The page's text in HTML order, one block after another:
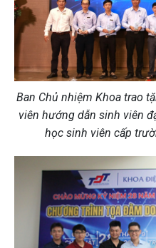
Ban Chủ nhiệm Khoa trao
viên hướng dẫn sinh viên
học sinh viên cấp